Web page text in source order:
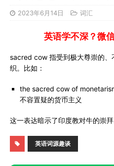
2023年6月14日 词汇
英语学不深？微
sacred cow 指受到极大尊崇的、
织。比如：
the sacred cow of
不容置疑的货币主义
这一表达暗示了印度教对牛的崇
英语词源趣谈